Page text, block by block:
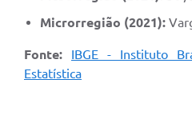
Microrregião (2021):
Fonte:
IBGE - Instituto
Estatística